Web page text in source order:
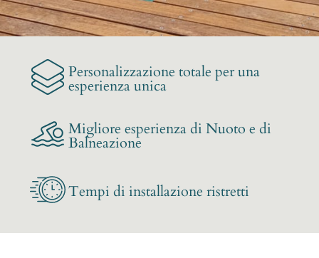
Personalizzazione totale per una
esperienza unica
Migliore esperienza di Nuoto e di
Balneazione
Tempi di installazione ristretti